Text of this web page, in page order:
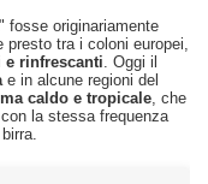
fosse originariamente
presto tra i coloni europei,
rinfrescanti. Oggi il
e in alcune regioni del
caldo e tropicale, che
la stessa frequenza